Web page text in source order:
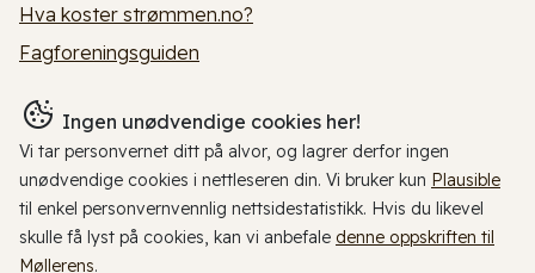
Hva koster strømmen.no?
Fagforeningsguiden
Ingen unødvendige cookies her!
Vi tar personvernet ditt på alvor, og lagrer derfor ingen
unødvendige cookies i nettleseren din. Vi bruker kun Plausible
til enkel personvernvennlig nettsidestatistikk. Hvis du likevel
skulle få lyst på cookies, kan vi anbefale denne oppskriften til
Møllerens.